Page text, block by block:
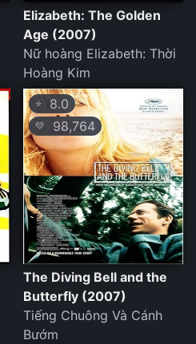
Elizabeth: The Golden
Age (2007)
Nữ hoàng Elizabeth: Thời
Hoàng Kim
⭐ 8.0
💛 98,764
The Diving Bell and the
Butterfly (2007)
Tiếng Chuông Và Cánh
Bướm